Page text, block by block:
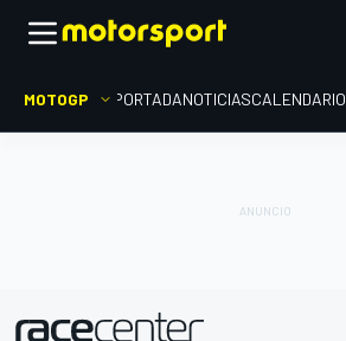
MOTOGP PORTADANOTICIASCALENDARIO